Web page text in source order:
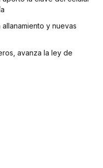
y nuevas
avanza la ley de